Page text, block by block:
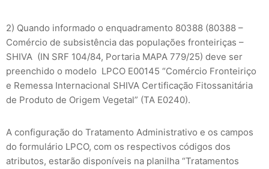
2) Quando informado o enquadramento 80388 (80388 –
Comércio de subsistência das populações fronteiriças –
SHIVA (IN SRF 104/84, Portaria MAPA 779/25) deve ser
preenchido o modelo LPCO E00145 “Comércio Fronteiriço
e Remessa Internacional SHIVA Certificação Fitossanitária
de Produto de Origem Vegetal” (TA E0240).
A configuração do Tratamento Administrativo e os campos
do formulário LPCO, com os respectivos códigos dos
atributos, estarão disponíveis na planilha “Tratamentos